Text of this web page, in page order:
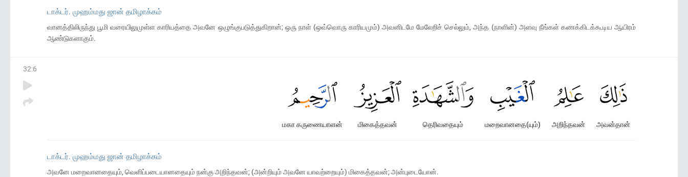
டாக்டர். முஹம்மது ஜான் தமிழாக்கம்
வானத்திலிருந்து பூமி வரையிலுமுள்ள காரியத்தை அவனே ஒழுங்குபடுத்துகிறான்; ஒரு நாள் (ஒவ்வொரு காரியமும்) அவனிடமே மேலேறிச் செல்லும், அந்த (நாளின்) அளவு நீங்கள் கணக்கிடக்கூடிய ஆயிரம்
ஆண்டுகளாகும்.
32:6
அவன்தான்
அறிந்தவன்
மறைவானதை(யும்)
தெரிவதையும்
மிகைத்தவன்
மகா கருணையாளன்
டாக்டர். முஹம்மது ஜான் தமிழாக்கம்
அவனே மறைவானதையும், வெளிப்படையானதையும் நன்கு அறிந்தவன்; (அன்றியும் அவனே யாவற்றையும்) மிகைத்தவன்; அன்புடையோன்.